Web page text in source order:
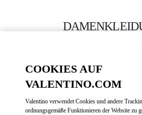
JETZT ANRUFEN
ZUR
COOKIES AUF
VALENTINO.COM
Valentino verwendet Cookies und andere
ordnungsgemäße Funktionieren der Website zu